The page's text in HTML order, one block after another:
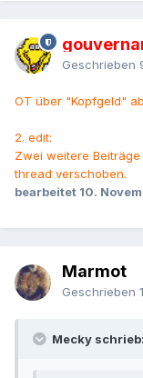
Geschrieben
OT über "Kopfgeld"
2. edit:
Zwei weitere
thread verschoben.
bearbeitet 10.
Marmot
Geschrieben
Mecky schrieb: